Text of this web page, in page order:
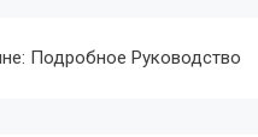
Подробное Руководство